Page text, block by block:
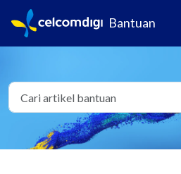
Bantuan